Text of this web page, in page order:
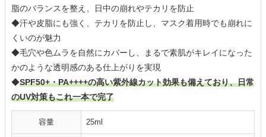
脂のバランスを整え、日中の崩れやテカリを防止
◆汗や皮脂にも強く、テカリを防止し、マスク着用時でも崩れに
くいのが魅力
◆毛穴や色ムラを自然にカバーし、まるで素肌がキレイになった
かのような透明感のある仕上がりを実現
◆SPF50+・PA++++の高い紫外線カット効果も備えており、日常
のUV対策もこれ一本で完了
容量 25ml